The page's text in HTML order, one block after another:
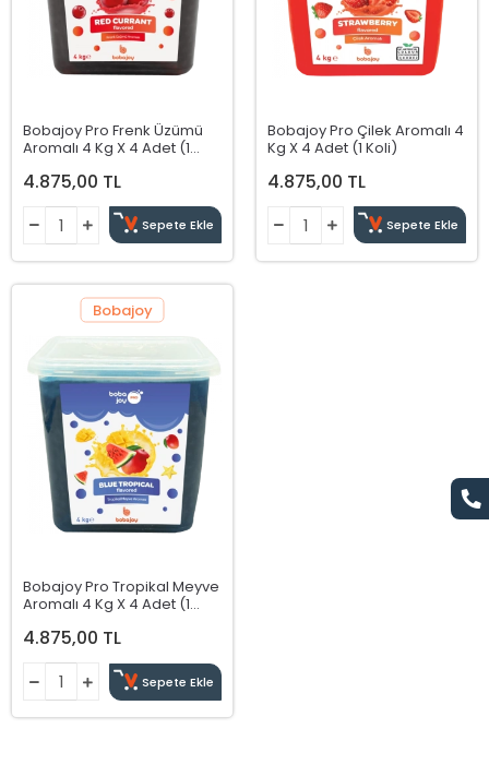
Bobajoy Pro Frenk Üzümü
Aromalı 4 Kg X 4 Adet (1
4.875,00 TL
Sepete Ekle
Bobajoy Pro Çilek Aromalı 4
Kg X 4 Adet (1 Koli)
4.875,00 TL
Sepete Ekle
Bobajoy Pro Tropikal Meyve
Aromalı 4 Kg X 4 Adet (1
Bobajoy
4.875,00 TL
Sepete Ekle